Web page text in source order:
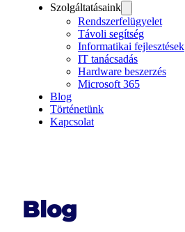
Szolgáltatásaink
Rendszerfelügyelet
Távoli segítség
Informatikai fejlesztések
IT tanácsadás
Hardware beszerzés
Microsoft 365
Blog
Történetünk
Kapcsolat
Blog